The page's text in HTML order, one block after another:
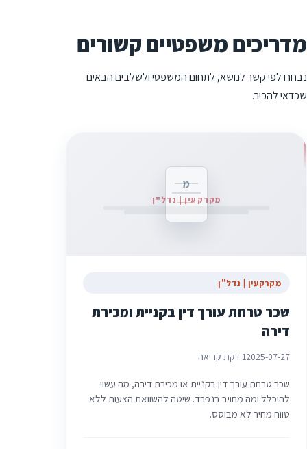
מדריכים משפטיים קשורים
נבחרו לפי קשר לנושא, לתחום המשפטי ולשלבים הבאים
שכדאי להכיר.
מ
מקרקעין | נדל"ן
מקרקעין | נדל"ן
שכר טרחת עורך דין בקניית ומכירת
דירה
2025-07-271 דקת קריאה
שכר טרחת עורך דין בקניית או מכירת דירה, מה עשוי
להיכלל ומה מחויב בנפרד. שיטה להשוואת הצעות ללא
טווח מחיר לא מבוסס.